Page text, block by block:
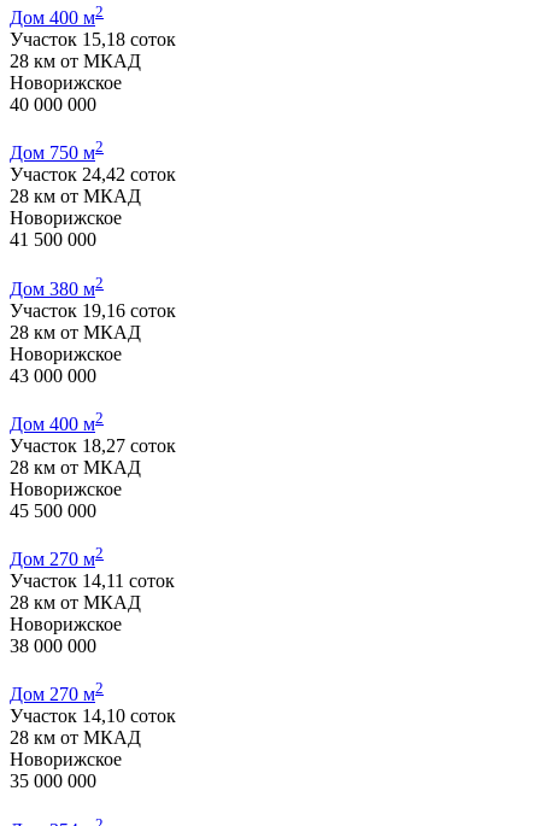
Дом 400 м2
Участок 15,18 соток
28 км от МКАД
Новорижское
40 000 000
Дом 750 м2
Участок 24,42 соток
28 км от МКАД
Новорижское
41 500 000
Дом 380 м2
Участок 19,16 соток
28 км от МКАД
Новорижское
43 000 000
Дом 400 м2
Участок 18,27 соток
28 км от МКАД
Новорижское
45 500 000
Дом 270 м2
Участок 14,11 соток
28 км от МКАД
Новорижское
38 000 000
Дом 270 м2
Участок 14,10 соток
28 км от МКАД
Новорижское
35 000 000